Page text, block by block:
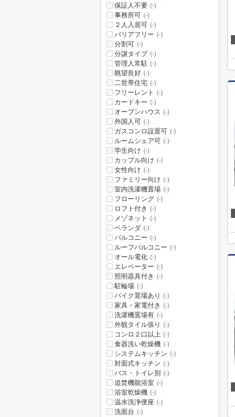
保証人不要 (-)
事務所可 (-)
２人入居可 (-)
バリアフリー (-)
分割可 (-)
分譲タイプ (-)
管理人常駐 (-)
眺望良好 (-)
二世帯住宅 (-)
フリーレント (-)
カードキー (-)
オープンハウス (-)
外国人可 (-)
ガスコンロ設置可 (-)
ルームシェア可 (-)
学生向け (-)
カップル向け (-)
女性向け (-)
ファミリー向け (-)
室内洗濯機置場 (-)
フローリング (-)
ロフト付き (-)
メゾネット (-)
ベランダ (-)
バルコニー (-)
ルーフバルコニー (-)
オール電化 (-)
エレベーター (-)
照明器具付き (-)
駐輪場 (-)
バイク置場あり (-)
家具・家電付き (-)
洗濯機置場有 (-)
外観タイル張り (-)
コンロ２口以上 (-)
食器洗い乾燥機 (-)
システムキッチン (-)
対面式キッチン (-)
バス・トイレ別 (-)
追焚機能浴室 (-)
浴室乾燥機 (-)
温水洗浄便座 (-)
洗面台 (-)